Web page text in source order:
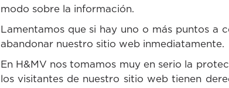
modo sobre la información.
Lamentamos que si hay uno o más puntos a
abandonar nuestro sitio web inmediatamente.
En H&MV nos tomamos muy en serio la
los visitantes de nuestro sitio web tienen